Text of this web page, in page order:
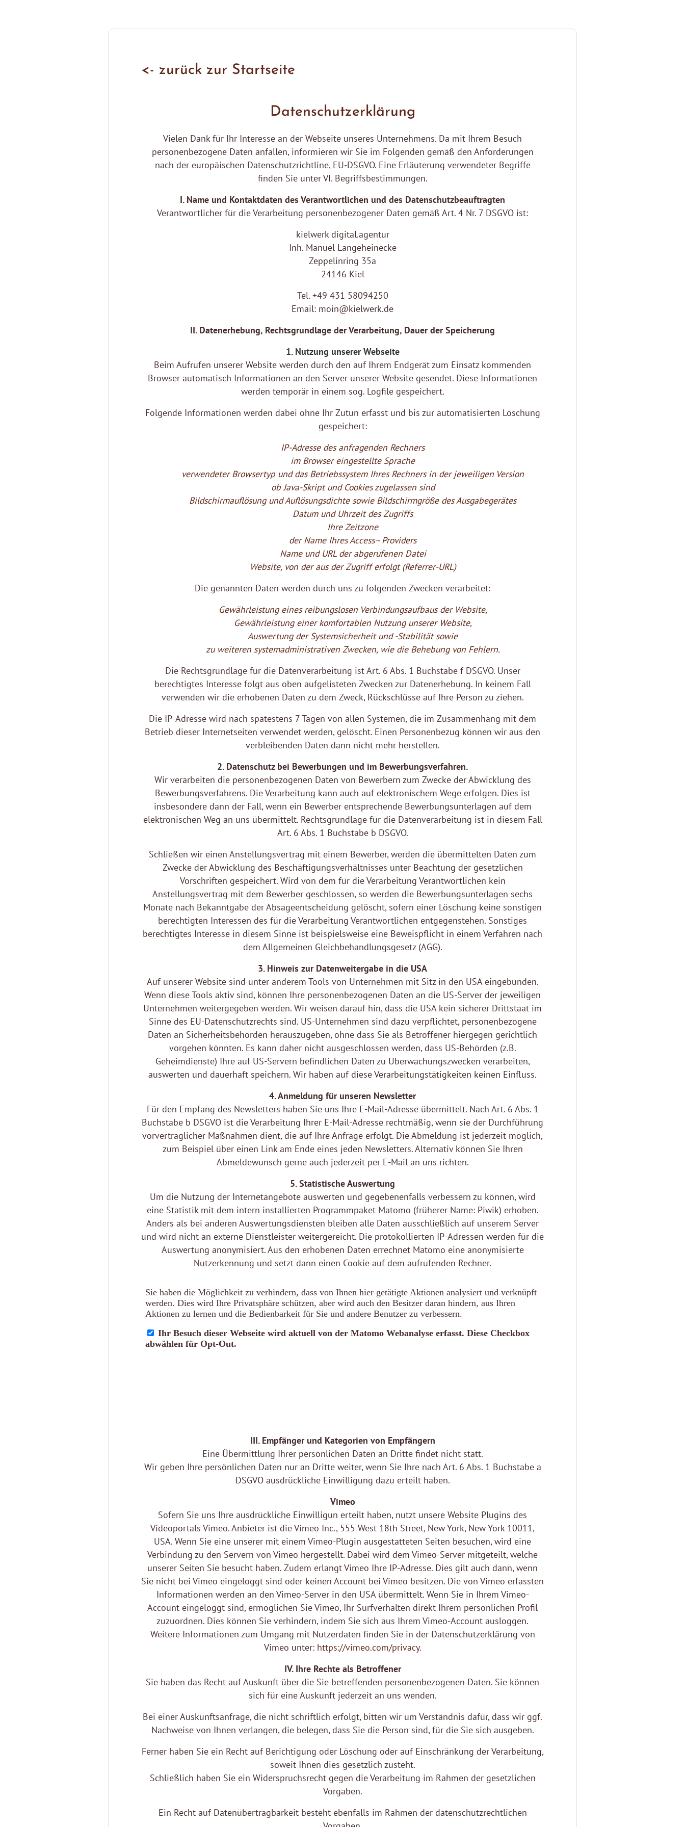
<- zurück zur Startseite
Datenschutzerklärung
Vielen Dank für Ihr Interesse an der Webseite unseres Unternehmens. Da mit Ihrem Besuch
personenbezogene Daten anfallen, informieren wir Sie im Folgenden gemäß den Anforderungen
nach der europäischen Datenschutzrichtline, EU-DSGVO. Eine Erläuterung verwendeter Begriffe
finden Sie unter VI. Begriffsbestimmungen.
I. Name und Kontaktdaten des Verantwortlichen und des Datenschutzbeauftragten
Verantwortlicher für die Verarbeitung personenbezogener Daten gemäß Art. 4 Nr. 7 DSGVO ist:
kielwerk digital.agentur
Inh. Manuel Langeheinecke
Zeppelinring 35a
24146 Kiel
Tel. +49 431 58094250
Email: moin@kielwerk.de
II. Datenerhebung, Rechtsgrundlage der Verarbeitung, Dauer der Speicherung
1. Nutzung unserer Webseite
Beim Aufrufen unserer Website werden durch den auf Ihrem Endgerät zum Einsatz kommenden
Browser automatisch Informationen an den Server unserer Website gesendet. Diese Informationen
werden temporär in einem sog. Logfile gespeichert.
Folgende Informationen werden dabei ohne Ihr Zutun erfasst und bis zur automatisierten Löschung
gespeichert:
IP-Adresse des anfragenden Rechners
im Browser eingestellte Sprache
verwendeter Browsertyp und das Betriebssystem Ihres Rechners in der jeweiligen Version
ob Java-Skript und Cookies zugelassen sind
Bildschirmauflösung und Auflösungsdichte sowie Bildschirmgröße des Ausgabegerätes
Datum und Uhrzeit des Zugriffs
Ihre Zeitzone
der Name Ihres Access¬ Providers
Name und URL der abgerufenen Datei
Website, von der aus der Zugriff erfolgt (Referrer-URL)
Die genannten Daten werden durch uns zu folgenden Zwecken verarbeitet:
Gewährleistung eines reibungslosen Verbindungsaufbaus der Website,
Gewährleistung einer komfortablen Nutzung unserer Website,
Auswertung der Systemsicherheit und -Stabilität sowie
zu weiteren systemadministrativen Zwecken, wie die Behebung von Fehlern.
Die Rechtsgrundlage für die Datenverarbeitung ist Art. 6 Abs. 1 Buchstabe f DSGVO. Unser
berechtigtes Interesse folgt aus oben aufgelisteten Zwecken zur Datenerhebung. In keinem Fall
verwenden wir die erhobenen Daten zu dem Zweck, Rückschlüsse auf Ihre Person zu ziehen.
Die IP-Adresse wird nach spätestens 7 Tagen von allen Systemen, die im Zusammenhang mit dem
Betrieb dieser Internetseiten verwendet werden, gelöscht. Einen Personenbezug können wir aus den
verbleibenden Daten dann nicht mehr herstellen.
2. Datenschutz bei Bewerbungen und im Bewerbungsverfahren.
Wir verarbeiten die personenbezogenen Daten von Bewerbern zum Zwecke der Abwicklung des
Bewerbungsverfahrens. Die Verarbeitung kann auch auf elektronischem Wege erfolgen. Dies ist
insbesondere dann der Fall, wenn ein Bewerber entsprechende Bewerbungsunterlagen auf dem
elektronischen Weg an uns übermittelt. Rechtsgrundlage für die Datenverarbeitung ist in diesem Fall
Art. 6 Abs. 1 Buchstabe b DSGVO.
Schließen wir einen Anstellungsvertrag mit einem Bewerber, werden die übermittelten Daten zum
Zwecke der Abwicklung des Beschäftigungsverhältnisses unter Beachtung der gesetzlichen
Vorschriften gespeichert. Wird von dem für die Verarbeitung Verantwortlichen kein
Anstellungsvertrag mit dem Bewerber geschlossen, so werden die Bewerbungsunterlagen sechs
Monate nach Bekanntgabe der Absageentscheidung gelöscht, sofern einer Löschung keine sonstigen
berechtigten Interessen des für die Verarbeitung Verantwortlichen entgegenstehen. Sonstiges
berechtigtes Interesse in diesem Sinne ist beispielsweise eine Beweispflicht in einem Verfahren nach
dem Allgemeinen Gleichbehandlungsgesetz (AGG).
3. Hinweis zur Datenweitergabe in die USA
Auf unserer Website sind unter anderem Tools von Unternehmen mit Sitz in den USA eingebunden.
Wenn diese Tools aktiv sind, können Ihre personenbezogenen Daten an die US-Server der jeweiligen
Unternehmen weitergegeben werden. Wir weisen darauf hin, dass die USA kein sicherer Drittstaat im
Sinne des EU-Datenschutzrechts sind. US-Unternehmen sind dazu verpflichtet, personenbezogene
Daten an Sicherheitsbehörden herauszugeben, ohne dass Sie als Betroffener hiergegen gerichtlich
vorgehen könnten. Es kann daher nicht ausgeschlossen werden, dass US-Behörden (z.B.
Geheimdienste) Ihre auf US-Servern befindlichen Daten zu Überwachungszwecken verarbeiten,
auswerten und dauerhaft speichern. Wir haben auf diese Verarbeitungstätigkeiten keinen Einfluss.
4. Anmeldung für unseren Newsletter
Für den Empfang des Newsletters haben Sie uns Ihre E-Mail-Adresse übermittelt. Nach Art. 6 Abs. 1
Buchstabe b DSGVO ist die Verarbeitung Ihrer E-Mail-Adresse rechtmäßig, wenn sie der Durchführung
vorvertraglicher Maßnahmen dient, die auf Ihre Anfrage erfolgt. Die Abmeldung ist jederzeit möglich,
zum Beispiel über einen Link am Ende eines jeden Newsletters. Alternativ können Sie Ihren
Abmeldewunsch gerne auch jederzeit per E-Mail an uns richten.
5. Statistische Auswertung
Um die Nutzung der Internetangebote auswerten und gegebenenfalls verbessern zu können, wird
eine Statistik mit dem intern installierten Programmpaket Matomo (früherer Name: Piwik) erhoben.
Anders als bei anderen Auswertungsdiensten bleiben alle Daten ausschließlich auf unserem Server
und wird nicht an externe Dienstleister weitergereicht. Die protokollierten IP-Adressen werden für die
Auswertung anonymisiert. Aus den erhobenen Daten errechnet Matomo eine anonymisierte
Nutzerkennung und setzt dann einen Cookie auf dem aufrufenden Rechner.
III. Empfänger und Kategorien von Empfängern
Eine Übermittlung Ihrer persönlichen Daten an Dritte findet nicht statt.
Wir geben Ihre persönlichen Daten nur an Dritte weiter, wenn Sie Ihre nach Art. 6 Abs. 1 Buchstabe a
DSGVO ausdrückliche Einwilligung dazu erteilt haben.
Vimeo
Sofern Sie uns Ihre ausdrückliche Einwilligun erteilt haben, nutzt unsere Website Plugins des
Videoportals Vimeo. Anbieter ist die Vimeo Inc., 555 West 18th Street, New York, New York 10011,
USA. Wenn Sie eine unserer mit einem Vimeo-Plugin ausgestatteten Seiten besuchen, wird eine
Verbindung zu den Servern von Vimeo hergestellt. Dabei wird dem Vimeo-Server mitgeteilt, welche
unserer Seiten Sie besucht haben. Zudem erlangt Vimeo Ihre IP-Adresse. Dies gilt auch dann, wenn
Sie nicht bei Vimeo eingeloggt sind oder keinen Account bei Vimeo besitzen. Die von Vimeo erfassten
Informationen werden an den Vimeo-Server in den USA übermittelt. Wenn Sie in Ihrem Vimeo-
Account eingeloggt sind, ermöglichen Sie Vimeo, Ihr Surfverhalten direkt Ihrem persönlichen Profil
zuzuordnen. Dies können Sie verhindern, indem Sie sich aus Ihrem Vimeo-Account ausloggen.
Weitere Informationen zum Umgang mit Nutzerdaten finden Sie in der Datenschutzerklärung von
Vimeo unter: https://vimeo.com/privacy.
IV. Ihre Rechte als Betroffener
Sie haben das Recht auf Auskunft über die Sie betreffenden personenbezogenen Daten. Sie können
sich für eine Auskunft jederzeit an uns wenden.
Bei einer Auskunftsanfrage, die nicht schriftlich erfolgt, bitten wir um Verständnis dafür, dass wir ggf.
Nachweise von Ihnen verlangen, die belegen, dass Sie die Person sind, für die Sie sich ausgeben.
Ferner haben Sie ein Recht auf Berichtigung oder Löschung oder auf Einschränkung der Verarbeitung,
soweit Ihnen dies gesetzlich zusteht.
Schließlich haben Sie ein Widerspruchsrecht gegen die Verarbeitung im Rahmen der gesetzlichen
Vorgaben.
Ein Recht auf Datenübertragbarkeit besteht ebenfalls im Rahmen der datenschutzrechtlichen